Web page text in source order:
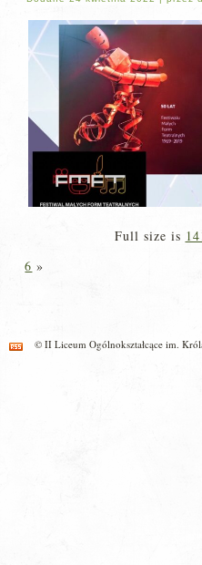
Full size is
6 »
© II Liceum Ogólnokształcące im.